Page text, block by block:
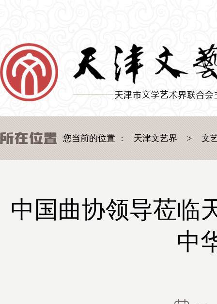
您当前的位置 ： 天津文艺界 > 文
中国曲协领导莅临
中